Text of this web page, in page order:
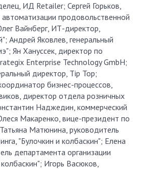
ИД Retailer; Сергей Горьков,
продовольственной
Вайнберг, ИТ-директор,
Андрей Яковлев, генеральный
Ян Хануссек, директор по
Enterprise Technology GmbH;
директор, Tip Top;
бизнес-процессов,
директор отдела розничных
Наджедин, коммерческий
Макаренко, вице-президент по
Матюнина, руководитель
"Булочкин и колбаскин"; Елена
департамента организации
Игорь Васюков,